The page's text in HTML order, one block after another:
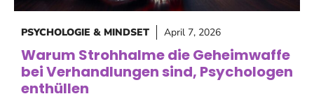
PSYCHOLOGIE & MINDSET April 7, 2026
Warum Strohhalme die Geheimwaffe
bei Verhandlungen sind, Psychologen
enthüllen